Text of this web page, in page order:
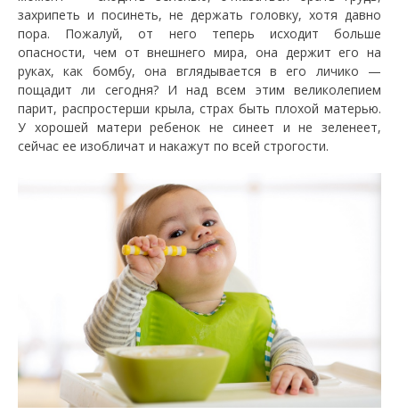
захрипеть и посинеть, не держать головку, хотя давно
пора. Пожалуй, от него теперь исходит больше
опасности, чем от внешнего мира, она держит его на
руках, как бомбу, она вглядывается в его личико —
пощадит ли сегодня? И над всем этим великолепием
парит, распростерши крыла, страх быть плохой матерью.
У хорошей матери ребенок не синеет и не зеленеет,
сейчас ее изобличат и накажут по всей строгости.